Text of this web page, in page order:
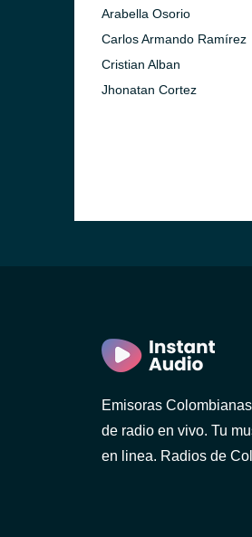
Arabella Osorio
Carlos Armando Ramírez
Cristian Alban
Jhonatan Cortez
Emisoras
de radio en vivo. Tu
en linea. Radios de